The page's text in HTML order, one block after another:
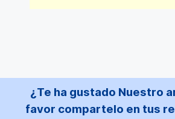
¿Te ha gustado Nuestro
favor compartelo en tus